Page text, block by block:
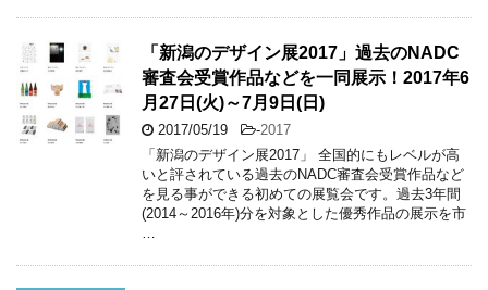
「新潟のデザイン展2017」過去のNADC
審査会受賞作品などを一同展示！2017年6
月27日(火)～7月9日(日)
2017/05/19 -2017
「新潟のデザイン展2017」 全国的にもレベルが高
いと評されている過去のNADC審査会受賞作品など
を見る事ができる初めての展覧会です。過去3年間
(2014～2016年)分を対象とした優秀作品の展示を市